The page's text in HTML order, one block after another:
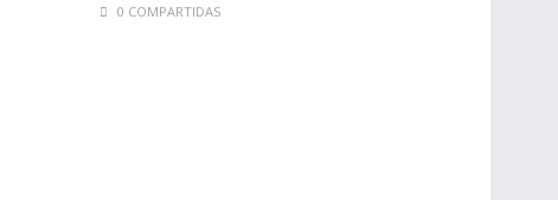
0 COMPARTIDAS